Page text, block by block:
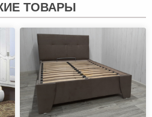
ТОВАРЫ